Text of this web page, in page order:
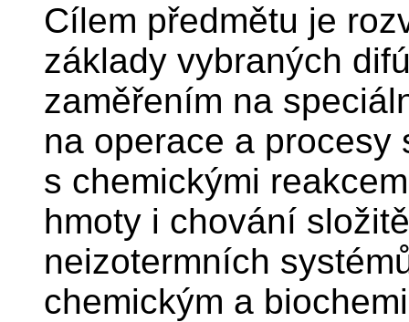
Cílem předmětu je
základy vybraných
zaměřením na
na operace a procesy
s chemickými
hmoty i chování
neizotermních
chemickým a